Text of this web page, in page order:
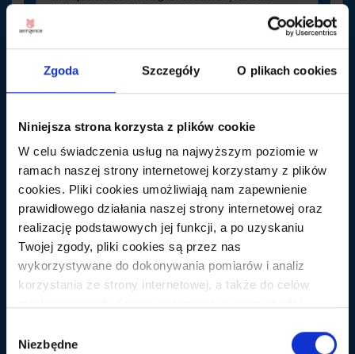
Zgoda Szczegóły O plikach cookies
Niniejsza strona korzysta z plików cookie
W celu świadczenia usług na najwyższym poziomie w
ramach naszej strony internetowej korzystamy z plików
cookies. Pliki cookies umożliwiają nam zapewnienie
prawidłowego działania naszej strony internetowej oraz
realizację podstawowych jej funkcji, a po uzyskaniu
Twojej zgody, pliki cookies są przez nas
wykorzystywane do dokonywania pomiarów i analiz
korzystania ze strony internetowej, a także do celów
anonimowe pingi) podmiotów trzecich w celu korzystania
zgody
Niezbędne
don’t follow the advice listed above, we do a good
http://support.google.com/webmasters/bin/answer.py?
hl=en&answer=66359
Paweł Gontarek
29 maja 2013
Sławku – zgadzam się – jednakże tutaj akurat i w
wielu sklepach często karta produktu jest
zwielokrotniona do granic możliwości bo właściciel